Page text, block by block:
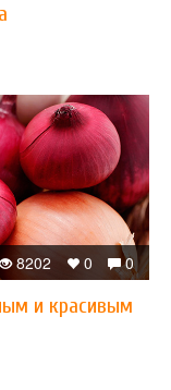
0
0
8202
и красивым